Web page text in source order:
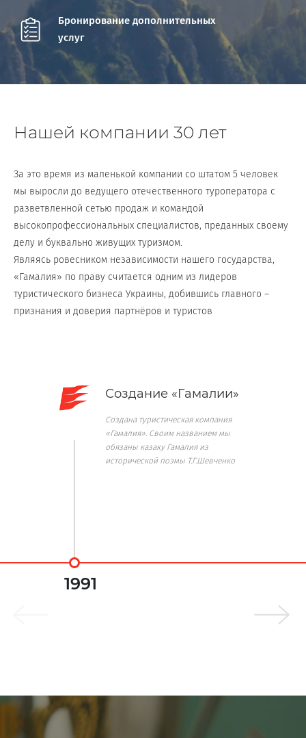
Бронирование дополнительных
услуг
Нашей компании 30 лет
За это время из маленькой компании со штатом 5 человек
мы выросли до ведущего отечественного туроператора с
разветвленной сетью продаж и командой
высокопрофессиональных специалистов, преданных своему
делу и буквально живущих туризмом.
Являясь ровесником независимости нашего государства,
«Гамалия» по праву считается одним из лидеров
туристического бизнеса Украины, добившись главного –
признания и доверия партнёров и туристов
Создание «Гамалии»
Создана туристическая компания
«Гамалия». Своим названием мы
обязаны казаку Гамалия из
исторической поэмы Т.Г.Шевченко
1991